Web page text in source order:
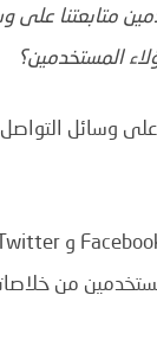
متابعتنا على
المستخدمين؟
وسائل
من